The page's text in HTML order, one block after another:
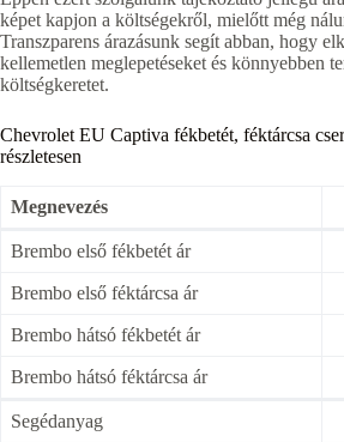
képet kapjon a költségekről, mielőtt még
Transzparens árazásunk segít abban, hogy
kellemetlen meglepetéseket és könnyebben
költségkeretet.
Chevrolet EU Captiva fékbetét, féktárcsa
részletesen
Megnevezés
Brembo első fékbetét ár
Brembo első féktárcsa ár
Brembo hátsó fékbetét ár
Brembo hátsó féktárcsa ár
Segédanyag